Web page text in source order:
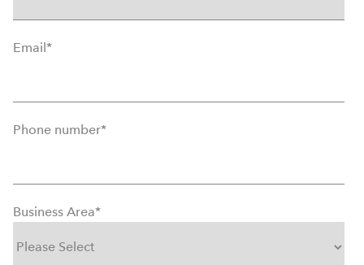
Email*
Phone number*
Business Area*